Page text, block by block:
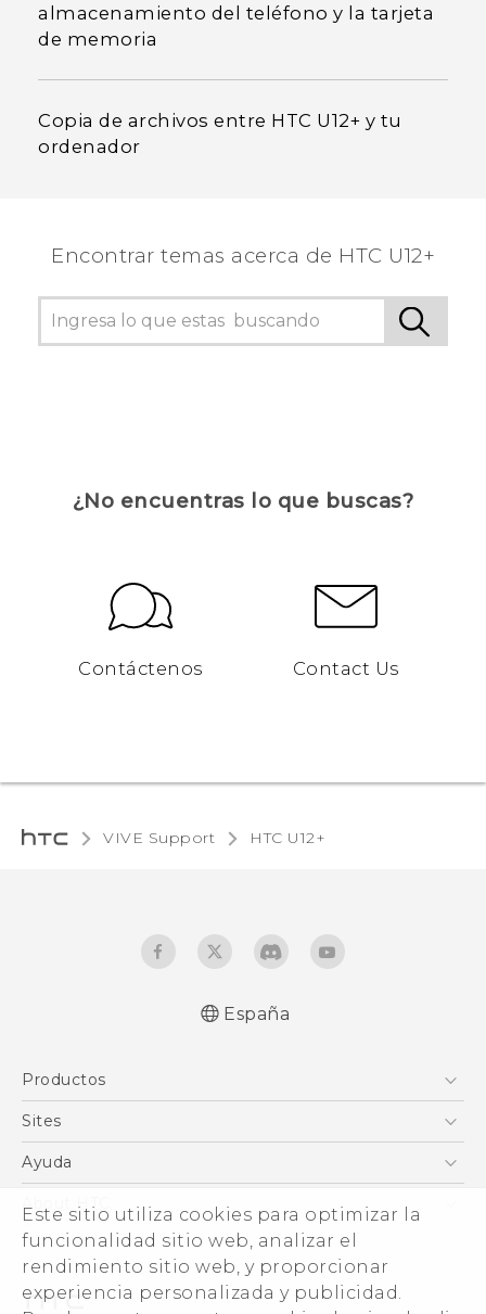
Este sitio utiliza cookies para optimizar la
funcionalidad sitio web, analizar el
rendimiento sitio web, y proporcionar
experiencia personalizada y publicidad.
almacenamiento del teléfono y la tarjeta
de memoria
Copia de archivos entre HTC U12+ y tu
ordenador
Encontrar temas acerca de HTC U12+
¿No encuentras lo que buscas?
Contáctenos Contact Us
VIVE Support HTC U12+‎
España
Productos
Smartphones
VIVE
Accesorios
Sites
HTC Vive
Inicio
Ayuda
eCommerce Support
About HTC
ESG
Información corporativa
Inversores (inglés)